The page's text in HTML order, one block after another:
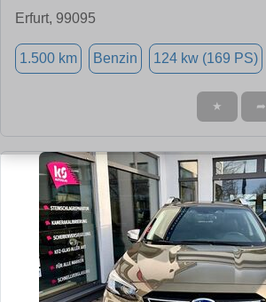
Erfurt, 99095
1.500 km Benzin 124 kw (169 PS)
★ ➦